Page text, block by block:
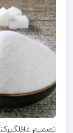
تصمیم